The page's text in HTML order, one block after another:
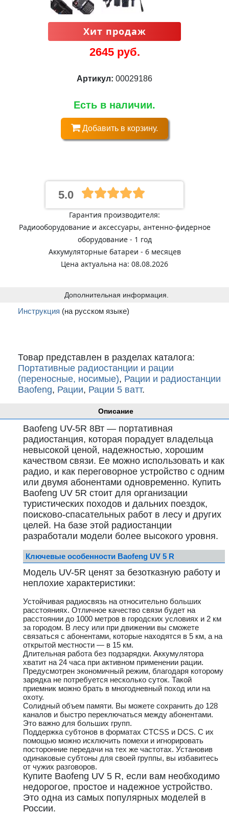
Описание
Baofeng UV-5R 8Вт — портативная
радиостанция, которая порадует владельца
невысокой ценой, надежностью, хорошим
качеством связи. Ее можно использовать и как
радио, и как переговорное устройство с одним
или двумя абонентами одновременно. Купить
Baofeng UV 5R стоит для организации
туристических походов и дальних поездок,
поисково-спасательных работ в лесу и других
целей. На базе этой радиостанции
разработали модели более высокого уровня.
Ключевые особенности Baofeng UV 5 R
Модель UV-5R ценят за безотказную работу и
неплохие характеристики:
Устойчивая радиосвязь на относительно больших
расстояниях. Отличное качество связи будет на
расстоянии до 1000 метров в городских условиях и 2 км
за городом. В лесу или при движении вы сможете
связаться с абонентами, которые находятся в 5 км, а на
открытой местности — в 15 км.
Длительная работа без подзарядки. Аккумулятора
хватит на 24 часа при активном применении рации.
Предусмотрен экономичный режим, благодаря которому
зарядка не потребуется несколько суток. Такой
приемник можно брать в многодневный поход или на
охоту.
Солидный объем памяти. Вы можете сохранить до 128
каналов и быстро переключаться между абонентами.
Это важно для больших групп.
Поддержка субтонов в форматах CTCSS и DCS. С их
помощью можно исключить помехи и игнорировать
посторонние передачи на тех же частотах. Установив
одинаковые субтоны для своей группы, вы избавитесь
от чужих разговоров.
Купите Baofeng UV 5 R, если вам необходимо
недорогое, простое и надежное устройство.
Это одна из самых популярных моделей в
России.
Хит продаж
2645 руб.
Артикул: 00029186
Есть в наличии.
Добавить в корзину.
5.0
Гарантия производителя:
Радиооборудование и аксессуары, антенно-фидерное
оборудование - 1 год
Аккумуляторные батареи - 6 месяцев
Цена актуальна на: 08.08.2026
Дополнительная информация.
Инструкция (на русском языке)
Товар представлен в разделах каталога:
Портативные радиостанции и рации
(переносные, носимые), Рации и радиостанции
Baofeng, Рации, Рации 5 ватт.